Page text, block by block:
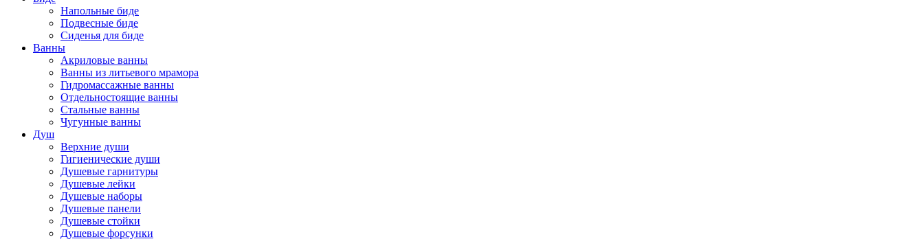
Напольные биде
Подвесные биде
Сиденья для биде
Ванны
Акриловые ванны
Ванны из литьевого мрамора
Гидромассажные ванны
Отдельностоящие ванны
Стальные ванны
Чугунные ванны
Душ
Верхние души
Гигиенические души
Душевые гарнитуры
Душевые лейки
Душевые наборы
Душевые панели
Душевые стойки
Душевые форсунки